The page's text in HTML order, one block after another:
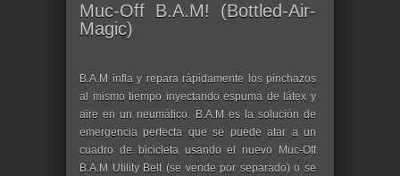
Muc-Off B.A.M! (Bottled-Air-
Magic)
B.A.M infla y repara rápidamente los pinchazos
al mismo tiempo inyectando espuma de látex y
aire en un neumático. B.A.M es la solución de
emergencia perfecta que se puede atar a un
cuadro de bicicleta usando el nuevo Muc-Off
B.A.M Utility Belt (se vende por separado) o se